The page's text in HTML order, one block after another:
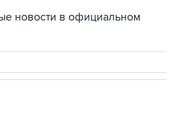
новости в официальном